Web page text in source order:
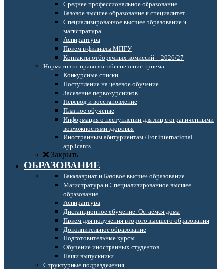
Среднее профессиональное образование
Базовое высшее образование и специалитет
Специализированное высшее образование и
магистратура
Аспирантура
Прием в филиалы МПГУ
Контакты отборочных комиссий – 2026/27
Нормативно-правовое обеспечение приема
Конкурсные списки
Поступление на целевое обучение
Заселение первокурсников
Перевод и восстановление
Платное обучение
Информация о поступлении для лиц с ограниченными
возможностями здоровья
Иностранным абитуриентам / For international
applicants
Закрыть
ОБРАЗОВАНИЕ
Бакалавриат и Базовое высшее образование
Магистратура и Специализированное высшее
образование
Аспирантура
Дистанционное обучение. Остаёмся дома
Прием для получения второго высшего образования
Дополнительное образование
Подготовительные курсы
Обучение иностранных студентов
Наши выпускники
Структурные подразделения